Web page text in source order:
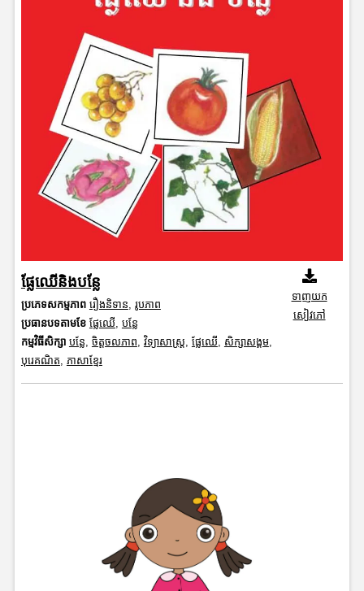
ផ្លែឈើនិងបន្លែ
ប្រភេទសកម្មភាព រឿងនិទាន, រូបភាព
ប្រធានបទតាមខែ ផ្លែឈើ, បន្លែ
កម្មវិធីសិក្សា បន្លែ, ចិត្តចលភាព, វិទ្យាសាស្រ្ត, ផ្លែឈើ, សិក្សាសង្គម,
បុរេគណិត, ភាសាខ្មែរ
ទាញយក
សៀវភៅ